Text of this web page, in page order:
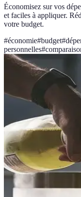
Économisez sur vos
et faciles à appliquer.
votre budget.
#économie#budget#
personnelles#